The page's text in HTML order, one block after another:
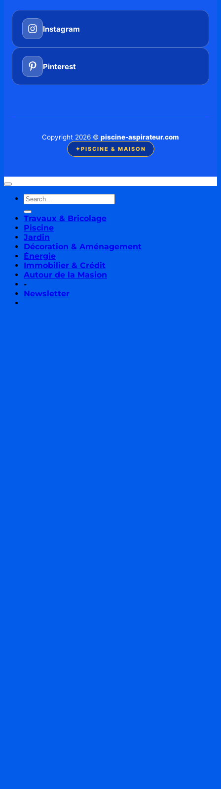
Instagram
Pinterest
Copyright 2026 © piscine-aspirateur.com
✦PISCINE & MAISON
Travaux & Bricolage
Piscine
Jardin
Décoration & Aménagement
Énergie
Immobilier & Crédit
Autour de la Masion
-
Newsletter